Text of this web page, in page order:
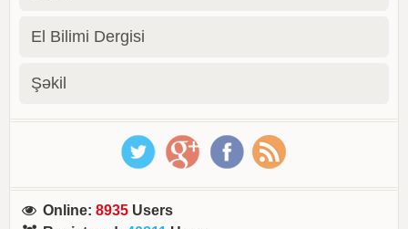
El Bilimi Dergisi
Şəkil
Online:8935 Users